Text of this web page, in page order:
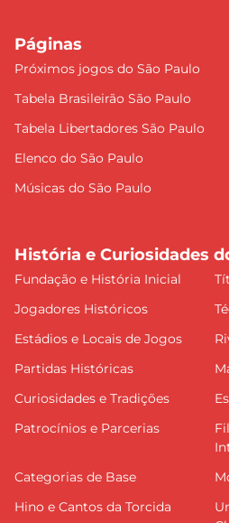
Páginas
Próximos jogos do São Paulo
Tabela Brasileirão São Paulo
Tabela Libertadores São Paulo
Elenco do São Paulo
Músicas do São Paulo
História e Curiosidades
Fundação e História Inicial
Jogadores Históricos
Estádios e Locais de Jogos
Partidas Históricas
Curiosidades e Tradições
Patrocínios e Parcerias
Categorias de Base
Hino e Cantos da Torcida